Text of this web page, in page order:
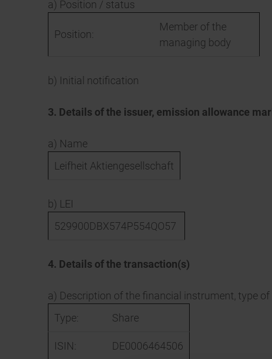
a) Position / status
Position:
Member of the
managing body
b) Initial notification
3. Details of the issuer, emission allowance
a) Name
Leifheit Aktiengesellschaft
b) LEI
529900DBX574P554QO57
4. Details of the transaction(s)
a) Description of the financial instrument, type
Type:
Share
ISIN: DE0006464506